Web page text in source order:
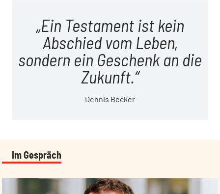
Ein Testament ist kein
Abschied vom Leben,
sondern ein Geschenk an die
Zukunft.
Dennis Becker
Im Gespräch